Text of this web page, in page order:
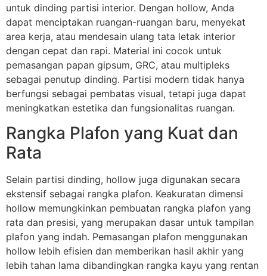
untuk dinding partisi interior. Dengan hollow, Anda
dapat menciptakan ruangan-ruangan baru, menyekat
area kerja, atau mendesain ulang tata letak interior
dengan cepat dan rapi. Material ini cocok untuk
pemasangan papan gipsum, GRC, atau multipleks
sebagai penutup dinding. Partisi modern tidak hanya
berfungsi sebagai pembatas visual, tetapi juga dapat
meningkatkan estetika dan fungsionalitas ruangan.
Rangka Plafon yang Kuat dan
Rata
Selain partisi dinding, hollow juga digunakan secara
ekstensif sebagai rangka plafon. Keakuratan dimensi
hollow memungkinkan pembuatan rangka plafon yang
rata dan presisi, yang merupakan dasar untuk tampilan
plafon yang indah. Pemasangan plafon menggunakan
hollow lebih efisien dan memberikan hasil akhir yang
lebih tahan lama dibandingkan rangka kayu yang rentan